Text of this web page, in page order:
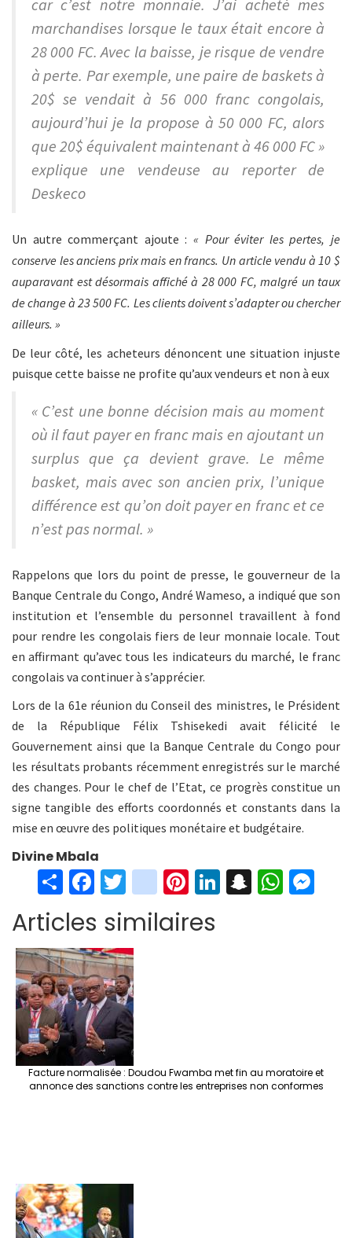
car c’est notre monnaie. J’ai acheté mes
marchandises lorsque le taux était encore à
28 000 FC. Avec la baisse, je risque de vendre
à perte. Par exemple, une paire de baskets à
20$ se vendait à 56 000 franc congolais,
aujourd’hui je la propose à 50 000 FC, alors
que 20$ équivalent maintenant à 46 000 FC »
explique une vendeuse au reporter de
Deskeco
Un autre commerçant ajoute : « Pour éviter les pertes, je
conserve les anciens prix mais en francs. Un article vendu à 10 $
auparavant est désormais affiché à 28 000 FC, malgré un taux
de change à 23 500 FC. Les clients doivent s’adapter ou chercher
ailleurs. »
De leur côté, les acheteurs dénoncent une situation injuste
puisque cette baisse ne profite qu’aux vendeurs et non à eux
« C’est une bonne décision mais au moment
où il faut payer en franc mais en ajoutant un
surplus que ça devient grave. Le même
basket, mais avec son ancien prix, l’unique
différence est qu’on doit payer en franc et ce
n’est pas normal. »
Rappelons que lors du point de presse, le gouverneur de la
Banque Centrale du Congo, André Wameso, a indiqué que son
institution et l’ensemble du personnel travaillent à fond
pour rendre les congolais fiers de leur monnaie locale. Tout
en affirmant qu’avec tous les indicateurs du marché, le franc
congolais va continuer à s’apprécier.
Lors de la 61e réunion du Conseil des ministres, le Président
de la République Félix Tshisekedi avait félicité le
Gouvernement ainsi que la Banque Centrale du Congo pour
les résultats probants récemment enregistrés sur le marché
des changes. Pour le chef de l’Etat, ce progrès constitue un
signe tangible des efforts coordonnés et constants dans la
mise en œuvre des politiques monétaire et budgétaire.
Divine Mbala
S
h
ar
e
Fa
ce
b
o
o
k
T
wi
tt
er
in
st
ag
Pi
er
Li S W
Articles similaires
Facture normalisée : Doudou Fwamba met fin au moratoire et
annonce des sanctions contre les entreprises non conformes